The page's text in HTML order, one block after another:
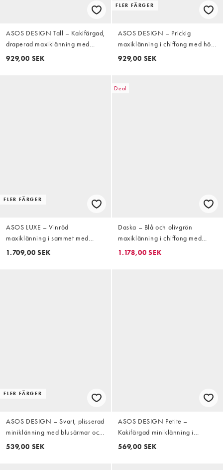
ASOS DESIGN Tall – Kakifärgad,
draperad maxiklänning med
utställda ärmar
929,00 SEK
FLER FÄRGER
ASOS DESIGN – Prickig
maxiklänning i chiffong med hög
krage och klockad kjol
929,00 SEK
FLER FÄRGER
ASOS LUXE – Vinröd
maxiklänning i sammet med
paljetter och draperad midja
1.709,00 SEK
Deal
Daska – Blå och olivgrön
maxiklänning i chiffong med
drapering och blusmidja
1.178,00 SEK
FLER FÄRGER
ASOS DESIGN – Svart, plisserad
miniklänning med blusärmar och
markerad midja
539,00 SEK
ASOS DESIGN Petite –
Kakifärgad miniklänning i
scubaliknande tyg med skir
569,00 SEK